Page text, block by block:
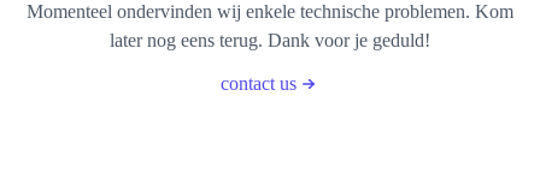
Momenteel ondervinden wij enkele technische problemen. Kom
later nog eens terug. Dank voor je geduld!
contact us